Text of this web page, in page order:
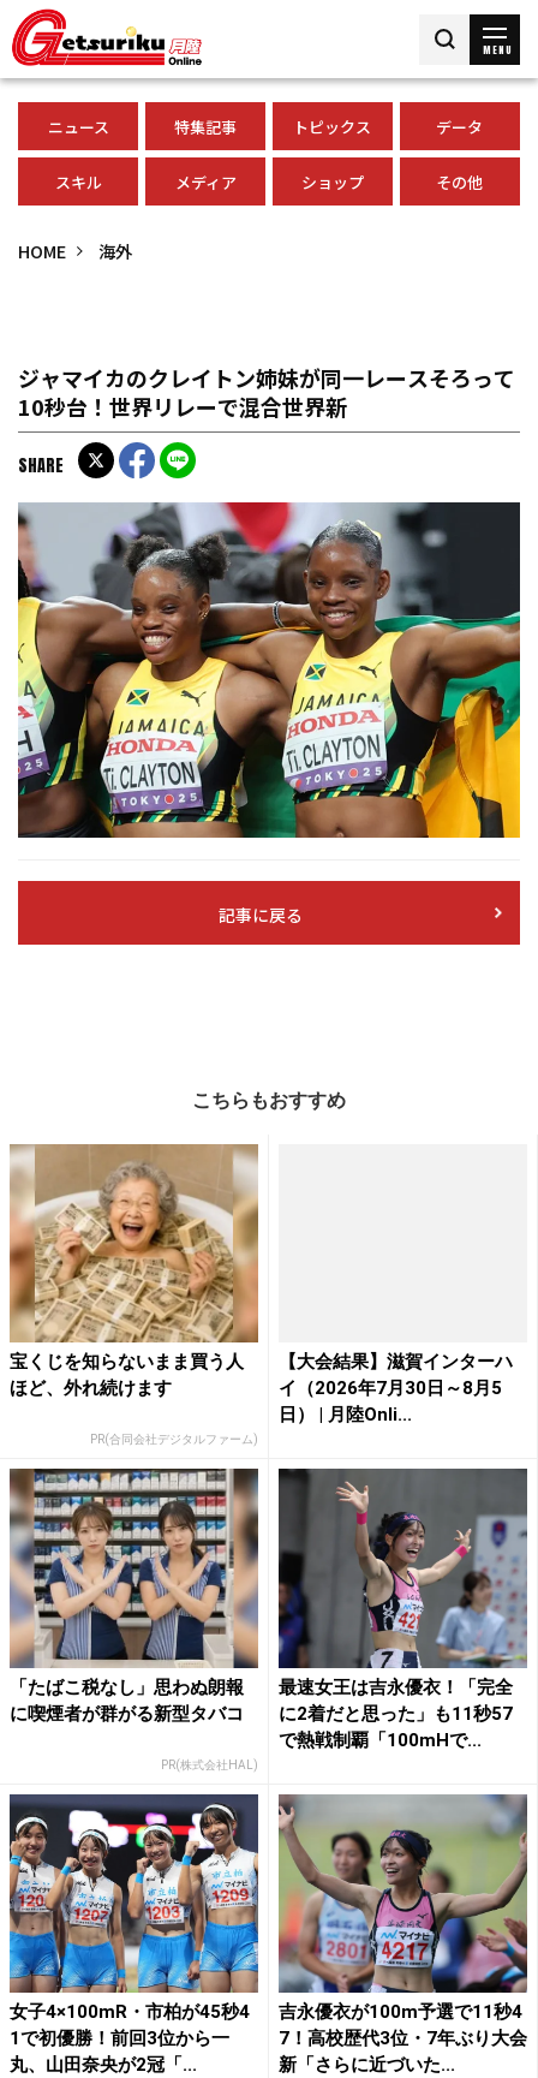
MENU
ニュース 特集記事 トピックス データ
スキル メディア ショップ その他
HOME 海外
ジャマイカのクレイトン姉妹が同一レースそろって
10秒台！世界リレーで混合世界新
SHARE
記事に戻る
こちらもおすすめ
宝くじを知らないまま買う人
ほど、外れ続けます
PR(合同会社デジタルファーム)
【大会結果】滋賀インターハ
イ（2026年7月30日～8月5
日） | 月陸Onli...
「たばこ税なし」思わぬ朗報
に喫煙者が群がる新型タバコ
PR(株式会社HAL)
最速女王は吉永優衣！「完全
に2着だと思った」も11秒57
で熱戦制覇「100mHで...
女子4×100mR・市柏が45秒4
1で初優勝！前回3位から一
丸、山田奈央が2冠「...
吉永優衣が100m予選で11秒4
7！高校歴代3位・7年ぶり大会
新「さらに近づいた...